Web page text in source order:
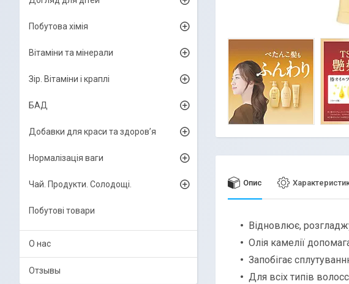
Опис
Відновлює,
Олія камелії
Запобігає
Для всіх типів
Побутова хімія
Вітаміни та мінерали
Зір. Вітаміни і краплі
БАД
Добавки для краси та здоров’я
Нормалізація ваги
Чай. Продукти. Солодощі.
Побутові товари
О нас
Отзывы